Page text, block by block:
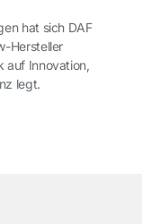
hat sich DAF
Hersteller
auf Innovation,
legt.